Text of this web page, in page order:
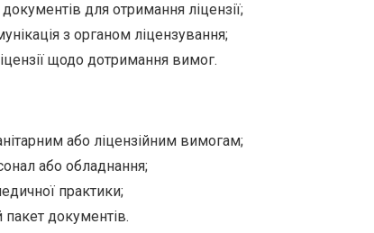
для отримання ліцензії;
з органом ліцензування;
щодо дотримання вимог.
або ліцензійним вимогам;
або обладнання;
практики;
документів.